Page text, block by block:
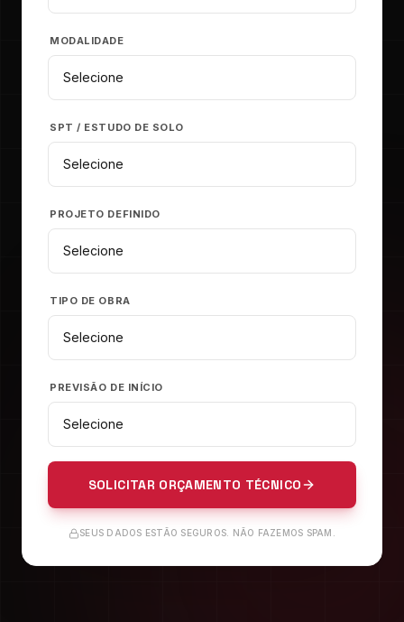
MODALIDADE
SPT / ESTUDO DE SOLO
PROJETO DEFINIDO
TIPO DE OBRA
PREVISÃO DE INÍCIO
SOLICITAR ORÇAMENTO TÉCNICO
SEUS DADOS ESTÃO SEGUROS. NÃO FAZEMOS SPAM.